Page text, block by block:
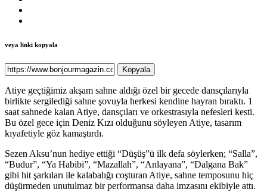
veya linki kopyala
Kopyala
Atiye geçtiğimiz akşam sahne aldığı özel bir gecede dansçılarıyla
birlikte sergilediği sahne şovuyla herkesi kendine hayran bıraktı. 1
saat sahnede kalan Atiye, dansçıları ve orkestrasıyla nefesleri kesti.
Bu özel gece için Deniz Kızı olduğunu söyleyen Atiye, tasarım
kıyafetiyle göz kamaştırdı.
Sezen Aksu’nun hediye ettiği “Düşüş”ü ilk defa söylerken; “Salla”,
“Budur”, “Ya Habibi”, “Mazallah”, “Anlayana”, “Dalgana Bak”
gibi hit şarkıları ile kalabalığı coşturan Atiye, sahne temposunu hiç
düşürmeden unutulmaz bir performansa daha imzasını ekibiyle attı.